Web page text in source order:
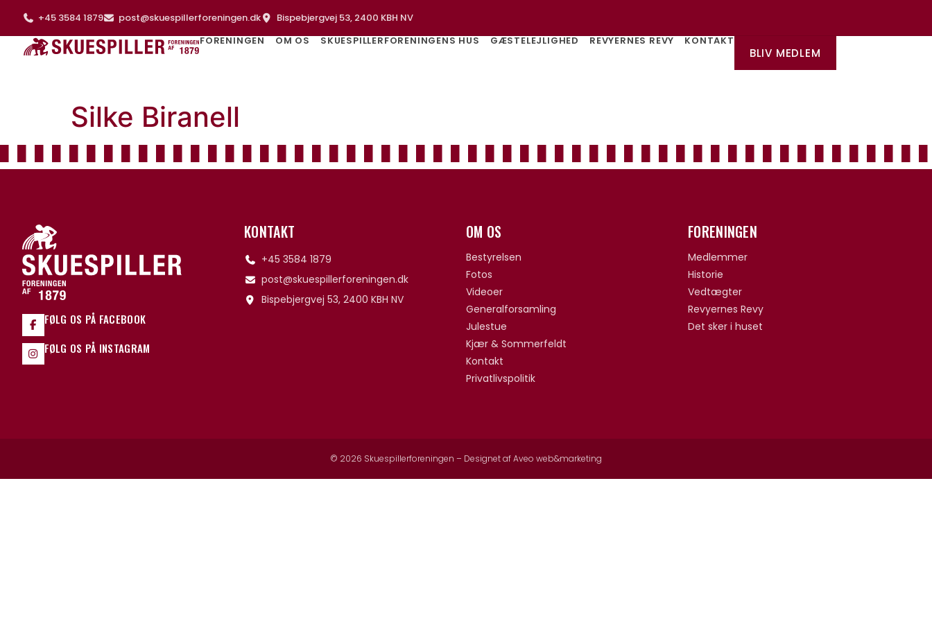
+45 3584 1879 post@skuespillerforeningen.dk
Bispebjergvej 53, 2400 KBH NV
FORENINGEN
OM OS SKUESPILLERFORENINGENS HUS GÆSTELEJLIGHED REVYERNES REVY KONTAKT
BLIV MEDLEM
Silke Biranell
FØLG OS PÅ FACEBOOK
FØLG OS PÅ INSTAGRAM
KONTAKT
+45 3584 1879
post@skuespillerforeningen.dk
Bispebjergvej 53, 2400 KBH NV
OM OS
Bestyrelsen
Fotos
Videoer
Generalforsamling
Julestue
Kjær & Sommerfeldt
Kontakt
Privatlivspolitik
FORENINGEN
Medlemmer
Historie
Vedtægter
Revyernes Revy
Det sker i huset
© 2026 Skuespillerforeningen – Designet afAveo web&marketing